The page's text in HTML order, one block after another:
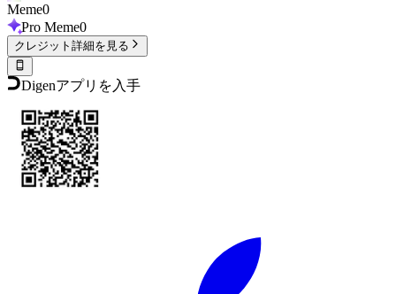
Meme0
Pro Meme0
クレジット詳細を見る
Digenアプリを入手